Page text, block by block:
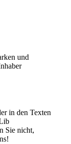
und
in den Texten
Sie nicht,